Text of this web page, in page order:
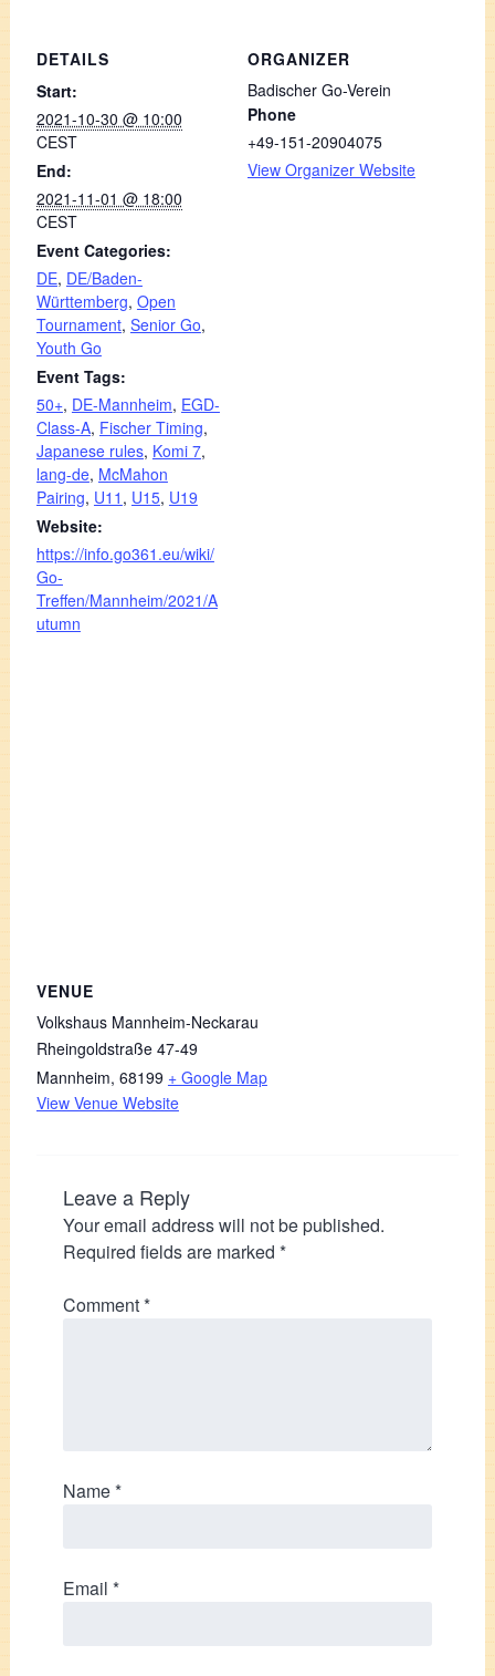
DETAILS
Start:
2021-10-30 @ 10:00
CEST
End:
2021-11-01 @ 18:00
CEST
Event Categories:
DE, DE/Baden-
Württemberg, Open
Tournament, Senior Go,
Youth Go
Event Tags:
50+, DE-Mannheim, EGD-
Class-A, Fischer Timing,
Japanese rules, Komi 7,
lang-de, McMahon
Pairing, U11 , U15, U19
Website:
https://info.go361.eu/wiki/
Go-
Treffen/Mannheim/2021/A
utumn
ORGANIZER
Badischer Go-Verein
Phone
+49-151-20904075
View Organizer Website
VENUE
Volkshaus Mannheim-Neckarau
Rheingoldstraße 47-49
Mannheim, 68199 + Google Map
View Venue Website
Leave a Reply
Your email address will not be published.
Required fields are marked *
Comment*
Name*
Email *